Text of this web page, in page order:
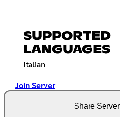
SUPPORTED
LANGUAGES
Italian
Join Server
Share Server